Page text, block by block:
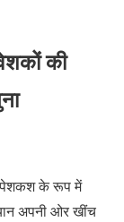
की
पेशकश के रूप में
अपनी ओर खींच